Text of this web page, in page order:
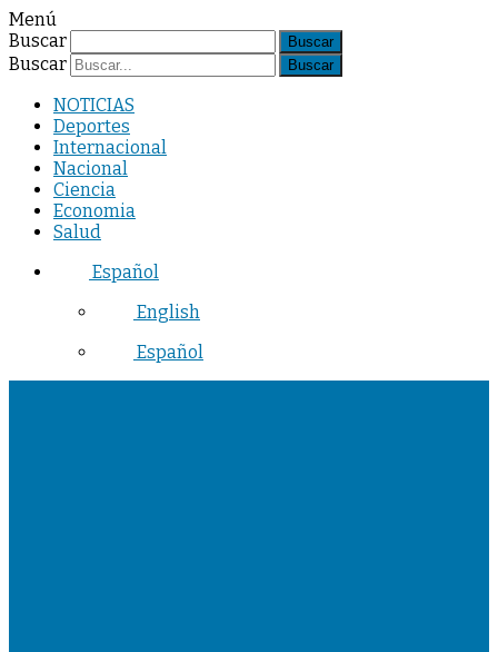
Menú
Buscar
Buscar
NOTICIAS
Deportes
Internacional
Nacional
Ciencia
Economia
Salud
Español
English
Español